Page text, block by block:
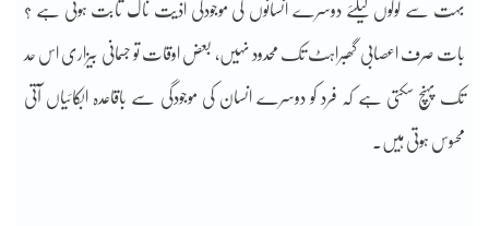
بہت سے لوگوں کیلئے دوسرے انسانوں کی موجودگی اذیت ناک ثابت ہوتی ہے ؟
بات صرف اعصابی گھبراہٹ تک محدود نہیں، بعض اوقات تو جسمانی بیزاری اس حد
تک پہنچ سکتی ہے کہ فرد کو دوسرے انسان کی موجودگی سے باقاعدہ ابکائیاں آتی
محسوس ہوتی ہیں۔